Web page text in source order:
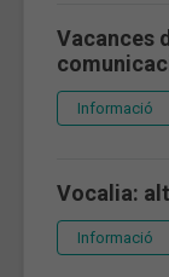
Vacances
Informació
Vocalia:
Informació